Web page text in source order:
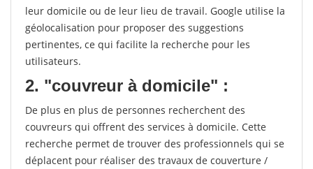
leur domicile ou de leur lieu de travail. Google utilise la
géolocalisation pour proposer des suggestions
pertinentes, ce qui facilite la recherche pour les
utilisateurs.
2. "couvreur à domicile" :
De plus en plus de personnes recherchent des
couvreurs qui offrent des services à domicile. Cette
recherche permet de trouver des professionnels qui se
déplacent pour réaliser des travaux de couverture /